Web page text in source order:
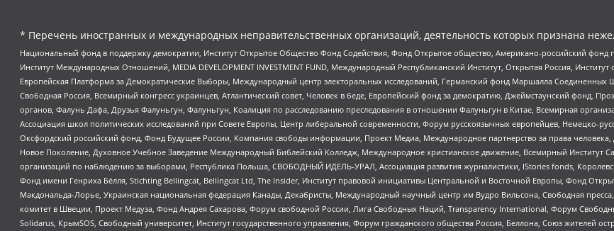
* Перечень иностранных и международных неправительственных организаций, деятельность которых признана
Национальный фонд в поддержку демократии, Институт Открытое Общество Фонд Содействия, Фонд Открытое общество, Американо-российский
Институт Международных Отношений, MEDIA DEVELOPMENT INVESTMENT FUND, Международный Республиканский Институт, Открытая Россия,
Европейская Платформа за Демократические Выборы, Международный центр электоральных исследований, Германский фонд Маршалла
Свободная Россия, Всемирный конгресс украинцев, Атлантический совет, Человек в беде, Европейский фонд за демократию, Джеймстаунский фонд,
органов, Фалунь Дафа, Друзья Фалуньгун, Фалуньгун, Коалиция по расследованию преследования в отношении Фалуньгун в Китае, Всемирная
Ассоциация школ политических исследований при Совете Европы, Центр либеральной современности, Форум русскоязычных европейцев, Немецко-
Оксфордский российский фонд, Фонд Будущее России, Компания свободы информации, Проект Медиа, Международное партнерство за права человека,
Новое Поколение, Духовное Учебное Заведение Международный Библейский Колледж, Международное христианское движение, Всемирный Институт
организаций по наблюдению за выборами, Республика Польша, СВОБОДНЫЙ ИДЕЛЬ-УРАЛ, Ассоциация развития журналистики, IStories fonds,
Фонд имени Генриха Бёлля, Stichting Bellingcat, Bellingcat Ltd, The Insider, Институт правовой инициативы Центральной и Восточной Европы, Фонд
Макдональда-Лорье, Украинская национальная федерация Канады, Декабристы, Международный научный центр им Вудро Вильсона, Свободная
комитет в Швеции, Проект Медуза, Фонд Андрея Сахарова, Форум свободной России, Лига Свободных Наций, Transparеncy International, Форум
Solidarus, КрымSOS, Свободный университет, Институт государственного управления, Форум гражданского общества Россия, Беллона, Союз жителей